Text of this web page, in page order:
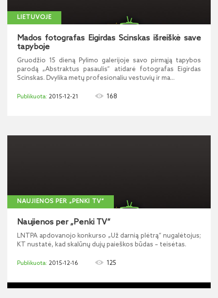
LIETUVOJE
Mados fotografas Eigirdas Scinskas išreiškė save
tapyboje
Gruodžio 15 dieną Pylimo galerijoje savo pirmąją tapybos
parodą „Abstraktus pasaulis“ atidarė fotografas Eigirdas
Scinskas. Dvylika metų profesionaliu vestuvių ir ma...
2015-12-21 168
NAUJIENOS PER „PENKI TV“
Naujienos per „Penki TV“
LNTPA apdovanojo konkurso „Už darnią plėtrą“ nugalėtojus;
KT nustatė, kad skalūnų dujų paieškos būdas – teisėtas.
2015-12-16 125